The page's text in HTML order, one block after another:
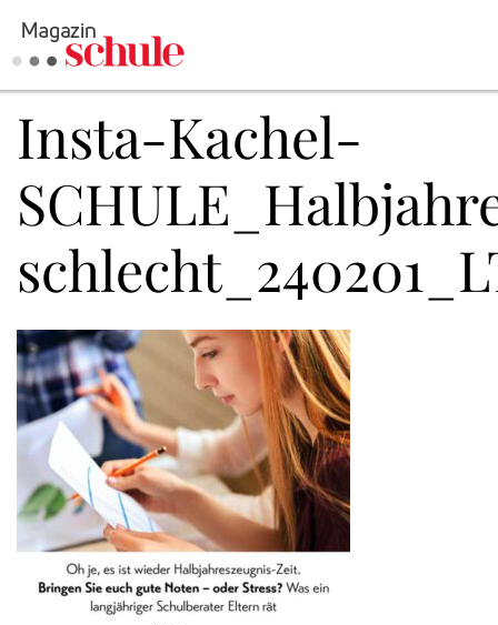
Online-Magazin
Newsletter
Mediadaten
Kontakt
Versenden
Abonnieren
Anmelden
Insta-Kachel-